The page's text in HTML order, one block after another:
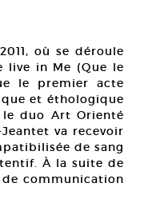
où se déroule
live in Me (Que le
le premier acte
et éthologique
duo Art Orienté
va recevoir
de sang
À la suite de
communication